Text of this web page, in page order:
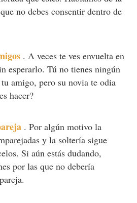
no debes consentir dentro de
. A veces te ves envuelta en
esperarlo. Tú no tienes ningún
amigo, pero su novia te odia
hacer?
. Por algún motivo la
y la soltería sigue
Si aún estás dudando,
por las que no debería